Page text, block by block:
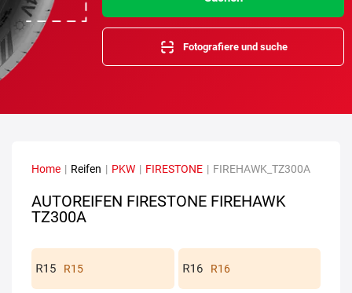
Fotografiere und suche
Home | Reifen | PKW | FIRESTONE | FIREHAWK_TZ300A
AUTOREIFEN FIRESTONE FIREHAWK
TZ300A
R15 R16